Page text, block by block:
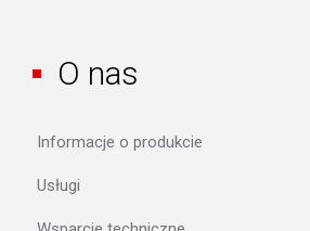
O nas
Informacje o produkcie
Usługi